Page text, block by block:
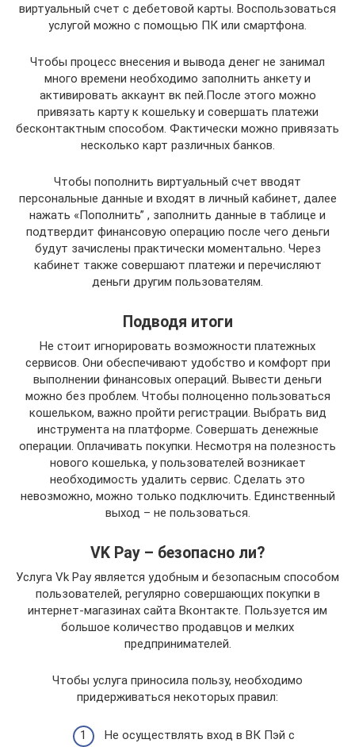
виртуальный счет с дебетовой карты. Воспользоваться
услугой можно с помощью ПК или смартфона.
Чтобы процесс внесения и вывода денег не занимал
много времени необходимо заполнить анкету и
активировать аккаунт вк пей.После этого можно
привязать карту к кошельку и совершать платежи
бесконтактным способом. Фактически можно привязать
несколько карт различных банков.
Чтобы пополнить виртуальный счет вводят
персональные данные и входят в личный кабинет, далее
нажать «Пополнить” , заполнить данные в таблице и
подтвердит финансовую операцию после чего деньги
будут зачислены практически моментально. Через
кабинет также совершают платежи и перечисляют
деньги другим пользователям.
Подводя итоги
Не стоит игнорировать возможности платежных
сервисов. Они обеспечивают удобство и комфорт при
выполнении финансовых операций. Вывести деньги
можно без проблем. Чтобы полноценно пользоваться
кошельком, важно пройти регистрации. Выбрать вид
инструмента на платформе. Совершать денежные
операции. Оплачивать покупки. Несмотря на полезность
нового кошелька, у пользователей возникает
необходимость удалить сервис. Сделать это
невозможно, можно только подключить. Единственный
выход – не пользоваться.
VK Pay – безопасно ли?
Услуга Vk Pay является удобным и безопасным способом
пользователей, регулярно совершающих покупки в
интернет-магазинах сайта Вконтакте. Пользуется им
большое количество продавцов и мелких
предпринимателей.
Чтобы услуга приносила пользу, необходимо
придерживаться некоторых правил:
Не осуществлять вход в ВК Пэй с